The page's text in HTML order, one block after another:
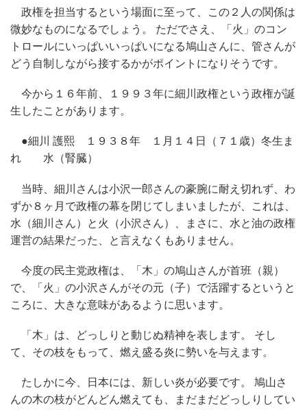
政権を担当するという場面に至って、この２人の関係は
微妙なものになるでしょう。 ただでさえ、「火」のコン
トロールにいっぱいいっぱいになる鳩山さんに、管さんが
どう自制しながら接するかがポイントになりそうです。
今から１６年前、１９９３年に細川政権という政権が誕
生したことがあります。
●細川 護熙 １９３８年 １月１４日（７１歳）冬生ま
れ 水（腎臓）
当時、細川さんは小沢一郎さんの豪腕に耐え切れず、わ
ずか８ヶ月で政権の幕を閉じてしまいましたが、これは、
水（細川さん）と火（小沢さん）、まさに、水と油の政権
運営の結果だった、と言えなくもありません。
今度の民主党政権は、「木」の鳩山さんが首班（親）
で、「火」の小沢さんがその元（子）で活躍するというと
ころに、大きな意味があるように思います。
「木」は、どっしりと動じぬ精神を表します。 そし
て、その枝をもって、燃え盛る炎に勢いを与えます。
たしかに今、日本には、新しい炎が必要です。 鳩山さ
んの木の枝がどんどん燃えても、まだまだどっしりしてい